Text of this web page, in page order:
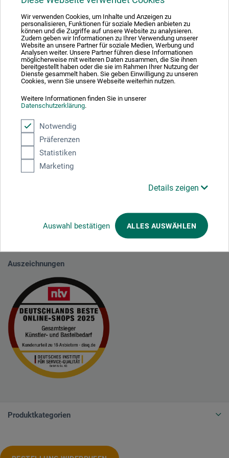
Wir verwenden Cookies, um Inhalte und Anzeigen zu
personalisieren, Funktionen für soziale Medien anbieten zu
können und die Zugriffe auf unsere Website zu analysieren.
Zudem geben wir Informationen zu Ihrer Verwendung unserer
Website an unsere Partner für soziale Medien, Werbung und
Analysen weiter. Unsere Partner führen diese Informationen
möglicherweise mit weiteren Daten zusammen, die Sie ihnen
bereitgestellt haben oder die sie im Rahmen Ihrer Nutzung der
Dienste gesammelt haben. Sie geben Einwilligung zu unseren
Cookies, wenn Sie unsere Webseite weiterhin nutzen.
Weitere Informationen finden Sie in unserer
Datenschutzerklärung.
Notwendig
Präferenzen
Statistiken
Marketing
Details zeigen
Auswahl bestätigen ALLES AUSWÄHLEN
für Deutschland am dualen System Der Grüne Punkt beteiligen.
Weitere Informationen zu unserer Teilnahme können Sie diesemZertifikat
entnehmen.
Zahlungsarten im Onlineshop
Das sagen unsere Kunden
Wir nutzen Trusted Shops als unabhängigen Dienstleister für die Einholung
von Bewertungen. Trusted Shops hat Maßnahmen getroffen, um
sicherzustellen, dass es es sich um echte Bewertungen handelt.
Auszeichnungen
Produktkategorien